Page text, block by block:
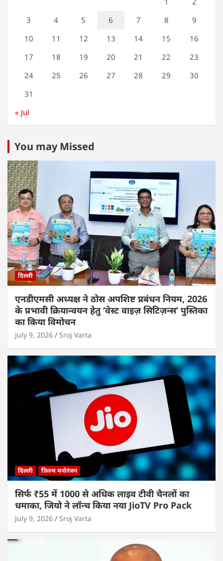
3
4 5 6 7 8
9
10
11 12 13 14 15
16
17
18 19 20 21 22
23
24
25 26 27 28 29
30
31
« Jul
You may Missed
दिल्ली
एनडीएमसी अध्यक्ष ने ठोस अपशिष्ट प्रबंधन नियम, 2026
के प्रभावी क्रियान्वयन हेतु ‘वेस्ट वाइज़ सिटिज़न्स’ पुस्तिका
का किया विमोचन
July 9, 2026 Sroj Varta
दिल्ली फ़िल्म मनोरंजन
सिर्फ ₹55 में 1000 से अधिक लाइव टीवी चैनलों का
धमाका, जियो ने लॉन्च किया नया JioTV Pro Pack
July 9, 2026 Sroj Varta